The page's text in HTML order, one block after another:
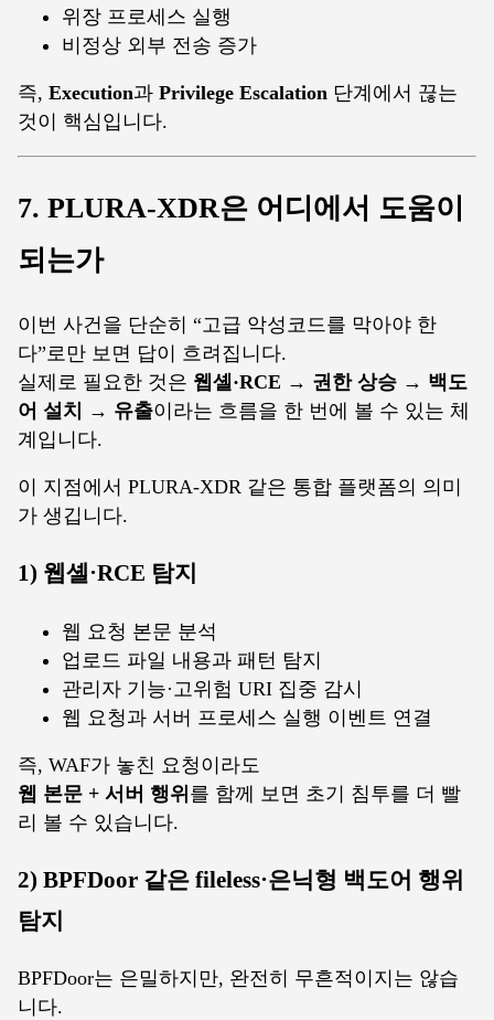
위장 프로세스 실행
비정상 외부 전송 증가
즉, Execution과 Privilege Escalation 단계에서 끊는
것이 핵심입니다.
7. PLURA-XDR은 어디에서 도움이
되는가
이번 사건을 단순히 “고급 악성코드를 막아야 한
다”로만 보면 답이 흐려집니다.
실제로 필요한 것은 웹셸·RCE → 권한 상승 → 백도
어 설치 → 유출이라는 흐름을 한 번에 볼 수 있는 체
계입니다.
이 지점에서 PLURA-XDR 같은 통합 플랫폼의 의미
가 생깁니다.
1) 웹셸·RCE 탐지
웹 요청 본문 분석
업로드 파일 내용과 패턴 탐지
관리자 기능·고위험 URI 집중 감시
웹 요청과 서버 프로세스 실행 이벤트 연결
즉, WAF가 놓친 요청이라도
웹 본문 + 서버 행위 를 함께 보면 초기 침투를 더 빨
리 볼 수 있습니다.
2) BPFDoor 같은 fileless·은닉형 백도어 행위
탐지
BPFDoor는 은밀하지만, 완전히 무흔적이지는 않습
니다.